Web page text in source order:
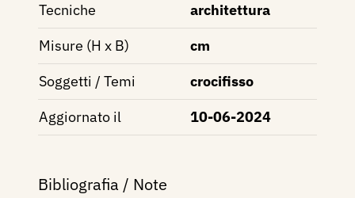
Tecniche
architettura
Misure (H x B)
cm
Soggetti / Temi
crocifisso
Aggiornato il
10-06-2024
Bibliografia / Note